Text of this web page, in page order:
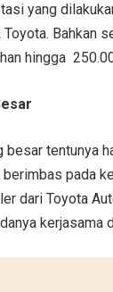
yang
Bahkan
hingga
tentunya
berimbas pada
dari Toyota
kerjasama